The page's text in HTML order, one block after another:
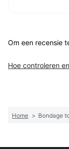
Om een recensie
Hoe controleren
Home > Bondage